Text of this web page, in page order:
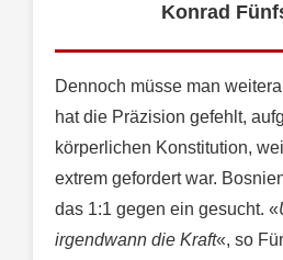
Konrad
Dennoch müsse man
hat die Präzision gefehlt,
körperlichen Konstitution,
extrem gefordert war.
das 1:1 gegen ein gesucht. «
irgendwann die Kraft«, so